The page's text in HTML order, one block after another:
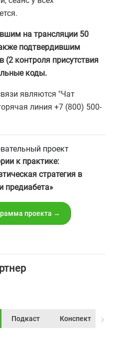
на трансляции 50
подтвердившим
(2 контроля присутствия
коды.
являются "Чат
линия +7 (800) 500-
проект
к практике:
стратегия в
предиабета»
проекта →
Подкаст Конспект